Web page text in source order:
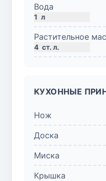
Вода
1 л
Растительное
4 ст. л.
КУХОННЫЕ
Нож
Доска
Миска
Крышка